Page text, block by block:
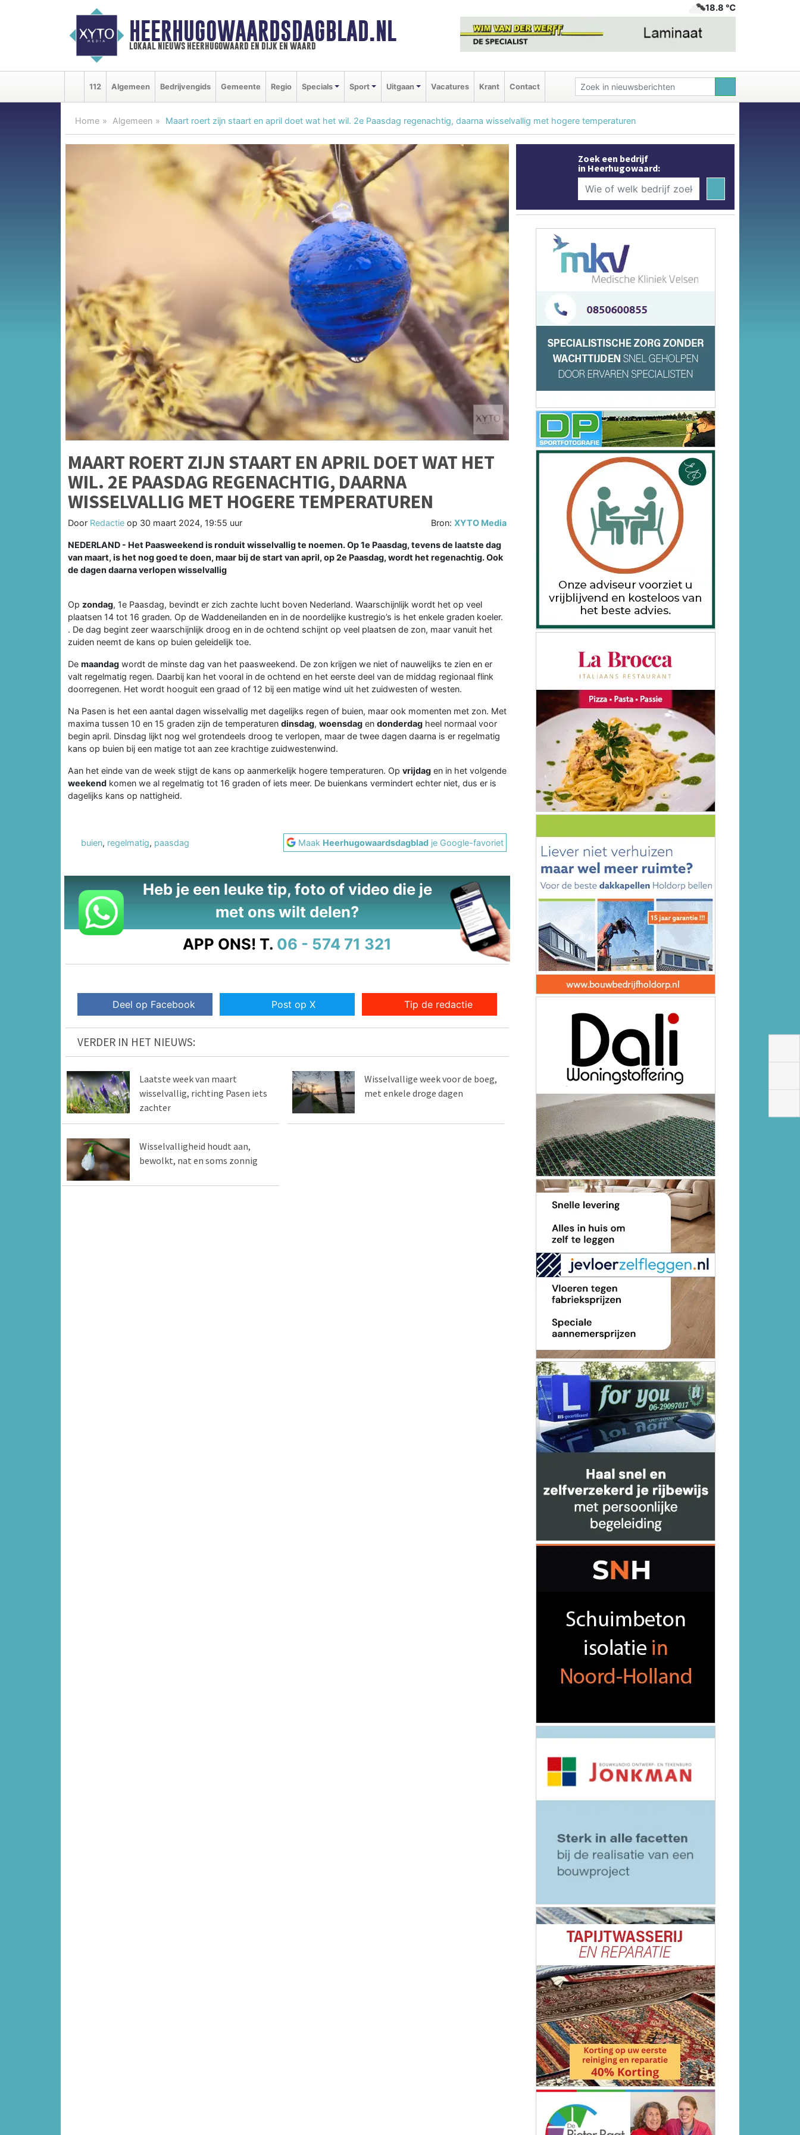
HEERHUGOWAARDSDAGBLAD.NL
lokaal nieuws heerhugowaard en dijk en waard
18.8 ℃
112 Algemeen Bedrijvengids Gemeente Regio Specials Sport Uitgaan Vacatures Krant Contact
Home Algemeen Maart roert zijn staart en april doet wat het wil. 2e Paasdag regenachtig, daarna wisselvallig met hogere temperaturen
MAART ROERT ZIJN STAART EN APRIL DOET WAT HET
WIL. 2E PAASDAG REGENACHTIG, DAARNA
WISSELVALLIG MET HOGERE TEMPERATUREN
Door Redactie op 30 maart 2024, 19:55 uur Bron:XYTO Media
NEDERLAND - Het Paasweekend is ronduit wisselvallig te noemen. Op 1e Paasdag, tevens de laatste dag
van maart, is het nog goed te doen, maar bij de start van april, op 2e Paasdag, wordt het regenachtig. Ook
de dagen daarna verlopen wisselvallig
Op zondag, 1e Paasdag, bevindt er zich zachte lucht boven Nederland. Waarschijnlijk wordt het op veel
plaatsen 14 tot 16 graden. Op de Waddeneilanden en in de noordelijke kustregio’s is het enkele graden koeler.
. De dag begint zeer waarschijnlijk droog en in de ochtend schijnt op veel plaatsen de zon, maar vanuit het
zuiden neemt de kans op buien geleidelijk toe.
De maandag wordt de minste dag van het paasweekend. De zon krijgen we niet of nauwelijks te zien en er
valt regelmatig regen. Daarbij kan het vooral in de ochtend en het eerste deel van de middag regionaal flink
doorregenen. Het wordt hooguit een graad of 12 bij een matige wind uit het zuidwesten of westen.
Na Pasen is het een aantal dagen wisselvallig met dagelijks regen of buien, maar ook momenten met zon. Met
maxima tussen 10 en 15 graden zijn de temperaturen dinsdag, woensdag en donderdag heel normaal voor
begin april. Dinsdag lijkt nog wel grotendeels droog te verlopen, maar de twee dagen daarna is er regelmatig
kans op buien bij een matige tot aan zee krachtige zuidwestenwind.
Aan het einde van de week stijgt de kans op aanmerkelijk hogere temperaturen. Op vrijdag en in het volgende
weekend komen we al regelmatig tot 16 graden of iets meer. De buienkans vermindert echter niet, dus er is
dagelijks kans op nattigheid.
buien, regelmatig, paasdag Maak Heerhugowaardsdagblad je Google-favoriet
Heb je een leuke tip, foto of video die je
met ons wilt delen?
APP ONS! T. 06 - 574 71 321
Deel op Facebook Post op X Tip de redactie
VERDER IN HET NIEUWS:
Laatste week van maart
wisselvallig, richting Pasen iets
zachter
Wisselvallige week voor de boeg,
met enkele droge dagen
Wisselvalligheid houdt aan,
bewolkt, nat en soms zonnig
Zoek een bedrijf
in Heerhugowaard: